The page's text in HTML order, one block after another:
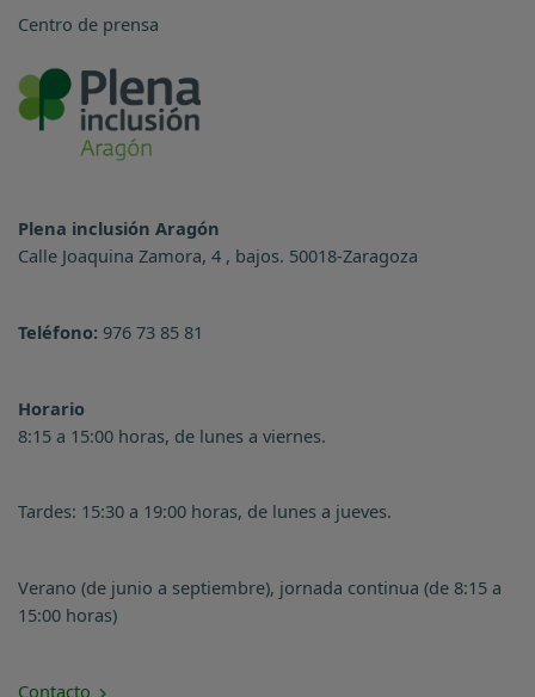
Centro de prensa
Plena inclusión Aragón
Calle Joaquina Zamora, 4 , bajos. 50018-Zaragoza
Teléfono: 976 73 85 81
Horario
8:15 a 15:00 horas, de lunes a viernes.
Tardes: 15:30 a 19:00 horas, de lunes a jueves.
Verano (de junio a septiembre), jornada continua (de 8:15 a
15:00 horas)
Contacto